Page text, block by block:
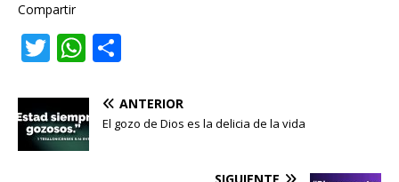
Compartir
T
it
te
r
W
at
s
A
m
p
ANTERIOR
El gozo de Dios es la delicia de la vida